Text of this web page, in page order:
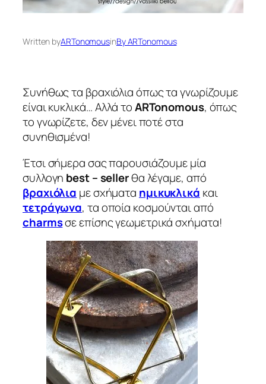
Written byARTonomousinBy ARTonomous
Συνήθως τα βραχιόλια όπως τα γνωρίζουμε
είναι κυκλικά… Αλλά τοARTonomous, όπως
το γνωρίζετε, δεν μένει ποτέ στα
συνηθισμένα!
Έτσι σήμερα σας παρουσιάζουμε μία
συλλογη best – sellerθα λέγαμε, από
βραχιόλια με σχήματα ημικυκλικά και
τετράγωνα, τα οποία κοσμούνται από
charmsσε επίσης γεωμετρικά σχήματα!